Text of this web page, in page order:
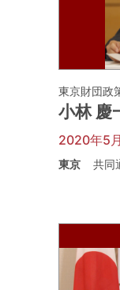
東京財団政
小林 慶
2020年5
東京 共同